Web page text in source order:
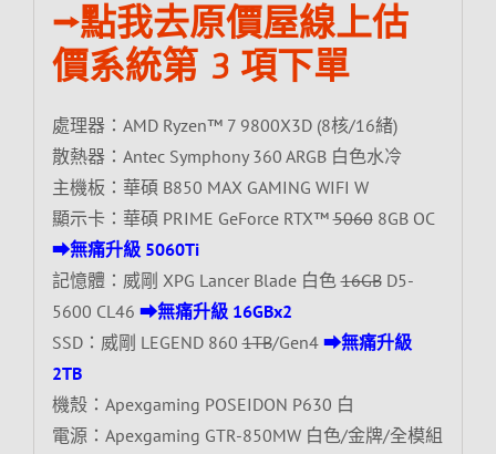
⭢點我去原價屋線上估
價系統第 3 項下單
處理器：AMD Ryzen™ 7 9800X3D (8核/16緒)
散熱器：Antec Symphony 360 ARGB 白色水冷
主機板：華碩 B850 MAX GAMING WIFI W
顯示卡：華碩 PRIME GeForce RTX™50608GB OC
⮕無痛升級 5060Ti
記憶體：威剛 XPG Lancer Blade 白色16GBD5-
5600 CL46 ⮕無痛升級 16GBx2
SSD：威剛 LEGEND 8601TB/Gen4 ⮕無痛升級
2TB
機殼：Apexgaming POSEIDON P630 白
電源：Apexgaming GTR-850MW 白色/金牌/全模組